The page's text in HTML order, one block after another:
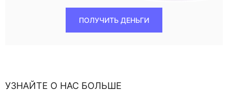
ПОЛУЧИТЬ ДЕНЬГИ
УЗНАЙТЕ О НАС БОЛЬШЕ